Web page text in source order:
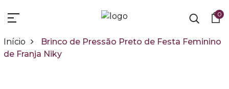
0
Início
Brinco de Pressão Preto de Festa Feminino
de Franja Niky